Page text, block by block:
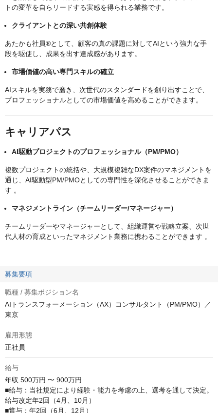
トの変革を自らリードする実感を得られる業務です。
クライアントとの深い共創体験
あたかも社員®として、顧客の真の課題に対してAIという強力な手
段を駆使し、成果を出す達成感があります。
市場価値の高い専門スキルの確立
AIスキルを実務で磨き、次世代のスタンダードを創り出すことで、
プロフェッショナルとしての市場価値を高めることができます。
キャリアパス
AI駆動プロジェクトのプロフェッショナル（PM/PMO）
複数プロジェクトの統括や、大規模複雑なDX案件のマネジメントを
通じ、AI駆動型PM/PMOとしての専門性を深化させることができま
す 。
マネジメントライン（チームリーダー/マネージャー）
チームリーダーやマネージャーとして、組織運営や戦略立案、次世
代人材の育成といったマネジメント業務に携わることができます 。
募集要項
職種 / 募集ポジション名
AIトランスフォーメーション（AX）コンサルタント（PM/PMO）／
東京
雇用形態
正社員
給与
年収 500万円 〜 900万円
■給与：当社規定により経験・能力を考慮の上、選考を通して決定。
給与改定年2回（4月、10月）
■賞与：年2回（6月、12月）